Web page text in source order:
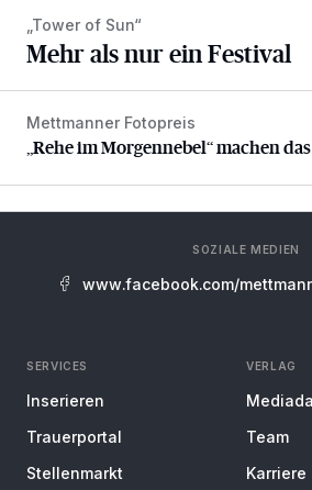
„Tower of Sun“
Mehr als nur ein Festival
„Rehe im Morgennebel“ machen das
Mettmanner Fotopreis
„Rehe im Morgennebel“ machen
SOZIALE MEDIEN
www.facebook.com/
SERVICES
Inserieren
Trauerportal
Stellenmarkt
VERLAG
Team
Karriere